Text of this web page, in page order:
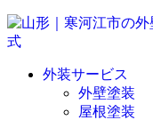
外装サービス
外壁塗装
屋根塗装